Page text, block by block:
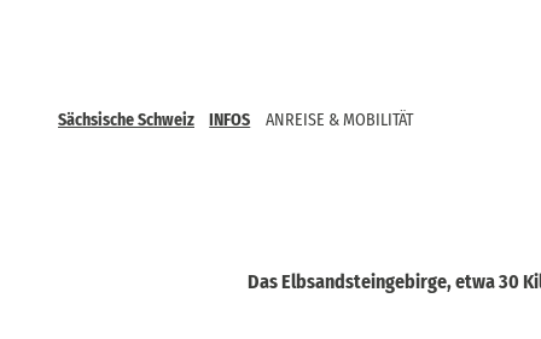
Sächsische Schweiz INFOS
ANREISE & MOBILITÄT
Das Elbsandsteingebirge, etwa 30